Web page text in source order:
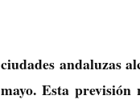
andaluzas
Esta